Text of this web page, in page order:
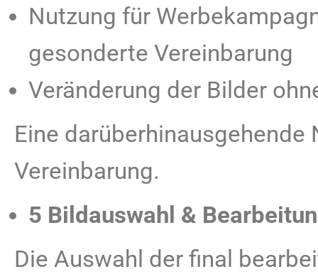
Nutzung für
gesonderte Vereinbarung
Veränderung der Bilder
Eine
Vereinbarung.
5 Bildauswahl &
Die Auswahl der final